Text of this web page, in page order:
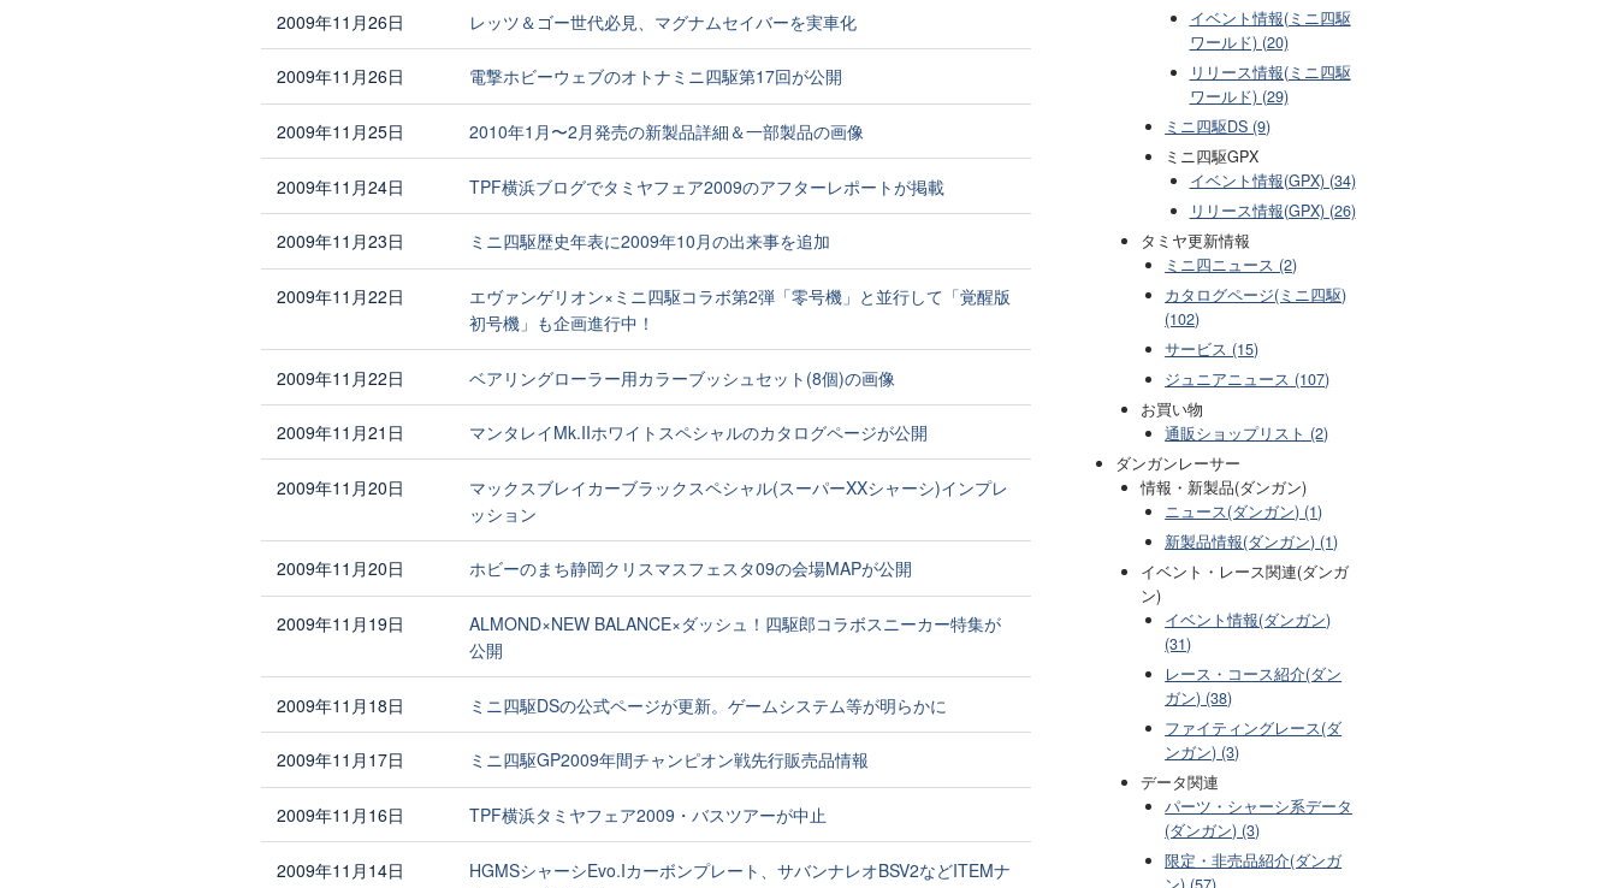
2009年11月26日 レッツ＆ゴー世代必見、マグナムセイバーを実車化
2009年11月26日 電撃ホビーウェブのオトナミニ四駆第17回が公開
2009年11月25日 2010年1月〜2月発売の新製品詳細＆一部製品の画像
2009年11月24日 TPF横浜ブログでタミヤフェア2009のアフターレポートが掲載
2009年11月23日 ミニ四駆歴史年表に2009年10月の出来事を追加
2009年11月22日
エヴァンゲリオン×ミニ四駆コラボ第2弾「零号機」と並行して「覚醒版
初号機」も企画進行中！
2009年11月22日 ベアリングローラー用カラーブッシュセット(8個)の画像
2009年11月21日 マンタレイMk.IIホワイトスペシャルのカタログページが公開
2009年11月20日
マックスブレイカーブラックスペシャル(スーパーXXシャーシ)インプレ
ッション
2009年11月20日 ホビーのまち静岡クリスマスフェスタ09の会場MAPが公開
2009年11月19日
ALMOND×NEW BALANCE×ダッシュ！四駆郎コラボスニーカー特集が
公開
2009年11月18日 ミニ四駆DSの公式ページが更新。ゲームシステム等が明らかに
2009年11月17日 ミニ四駆GP2009年間チャンピオン戦先行販売品情報
2009年11月16日 TPF横浜タミヤフェア2009・バスツアーが中止
2009年11月14日
HGMSシャーシEvo.Iカーボンプレート、サバンナレオBSV2などITEMナ
イベント情報(ミニ四駆
ワールド) (20)
リリース情報(ミニ四駆
ワールド) (29)
ミニ四駆DS (9)
ミニ四駆GPX
イベント情報(GPX) (34)
リリース情報(GPX) (26)
タミヤ更新情報
ミニ四ニュース (2)
カタログページ(ミニ四駆)
(102)
サービス (15)
ジュニアニュース (107)
お買い物
通販ショップリスト (2)
ダンガンレーサー
情報・新製品(ダンガン)
ニュース(ダンガン) (1)
新製品情報(ダンガン) (1)
イベント・レース関連(ダンガ
ン)
イベント情報(ダンガン)
(31)
レース・コース紹介(ダン
ガン) (38)
ファイティングレース(ダ
ンガン) (3)
データ関連
パーツ・シャーシ系データ
(ダンガン) (3)
限定・非売品紹介(ダンガ